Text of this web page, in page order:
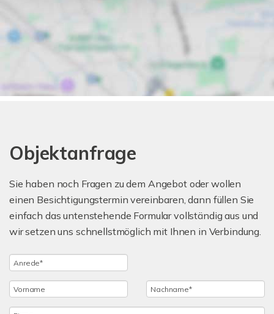
Objektanfrage
Sie haben noch Fragen zu dem Angebot oder wollen
einen Besichtigungstermin vereinbaren, dann füllen Sie
einfach das untenstehende Formular vollständig aus und
wir setzen uns schnellstmöglich mit Ihnen in Verbindung.